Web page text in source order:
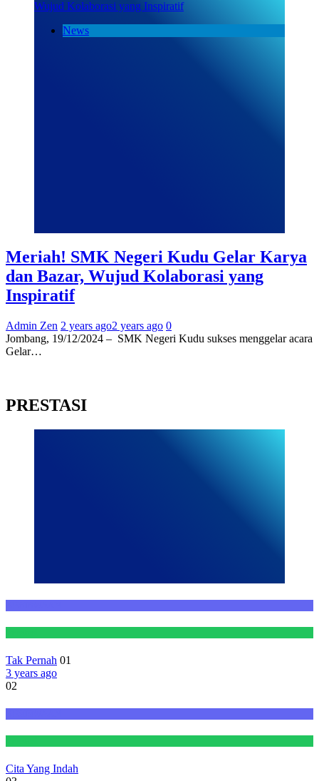
News
Meriah! SMK Negeri Kudu Gelar Karya
dan Bazar, Wujud Kolaborasi yang
Inspiratif
Admin Zen 2 years ago2 years ago 0
Jombang, 19/12/2024 – SMK Negeri Kudu sukses menggelar acara
Gelar…
PRESTASI
Tak Pernah 01
3 years ago
02
Cita Yang Indah